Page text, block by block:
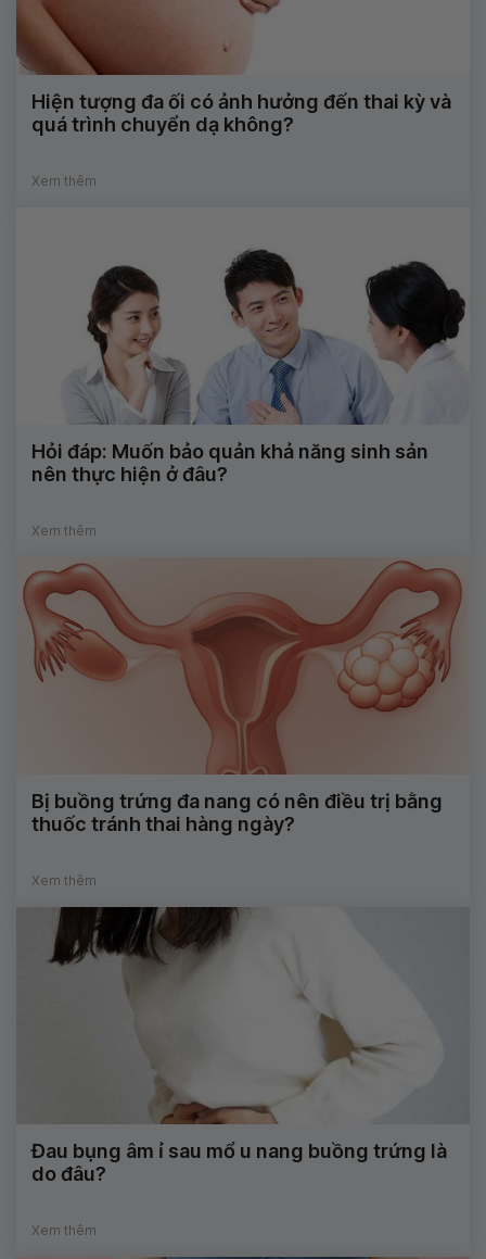
Hiện tượng đa ối có ảnh hưởng đến thai kỳ và
quá trình chuyển dạ không?
Xem thêm
Hỏi đáp: Muốn bảo quản khả năng sinh sản
nên thực hiện ở đâu?
Xem thêm
Bị buồng trứng đa nang có nên điều trị bằng
thuốc tránh thai hàng ngày?
Xem thêm
Đau bụng âm ỉ sau mổ u nang buồng trứng là
do đâu?
Xem thêm